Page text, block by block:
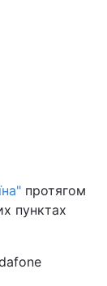
протягом
пунктах